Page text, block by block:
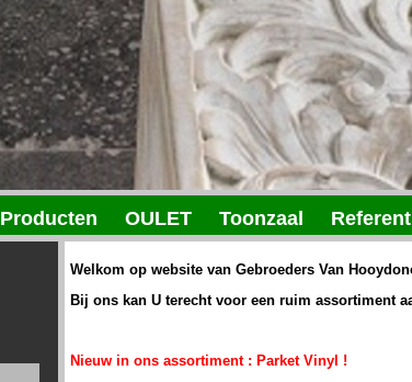
Producten OULET Toonzaal
Welkom op website van Gebroeders Van
Bij ons kan U terecht voor een ruim assortiment
Nieuw in ons assortiment : Parket Vinyl !